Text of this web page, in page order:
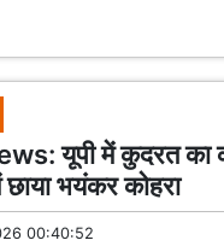
यूपी में कुदरत का
भयंकर कोहरा
00:40:52